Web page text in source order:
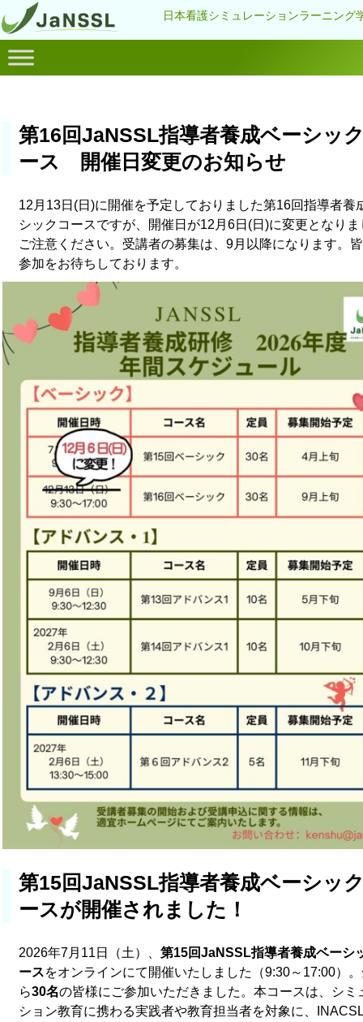
日本看護シミュレーションラーニング
第16回JaNSSL指導者養成ベーシッ
ース 開催日変更のお知らせ
12月13日(日)に開催を予定しておりました第16回指導者養
シックコースですが、開催日が12月6日(日)に変更となりま
ご注意ください。受講者の募集は、9月以降になります。
参加をお待ちしております。
第15回JaNSSL指導者養成ベーシッ
ースが開催されました！
2026年7月11日（土）、 第15回JaNSSL指導者養成ベーシ
ースをオンラインにて開催いたしました（9:30～17:00）
ら30名の皆様にご参加いただきました。本コースは、シミ
ション教育に携わる実践者や教育担当者を対象に、INACSL